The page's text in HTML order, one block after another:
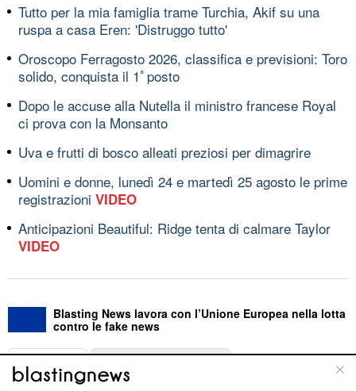
Tutto per la mia famiglia trame Turchia, Akif su una
ruspa a casa Eren: 'Distruggo tutto'
Oroscopo Ferragosto 2026, classifica e previsioni: Toro
solido, conquista il 1ﾟposto
Dopo le accuse alla Nutella il ministro francese Royal
ci prova con la Monsanto
Uva e frutti di bosco alleati preziosi per dimagrire
Uomini e donne, lunedì 24 e martedì 25 agosto le prime
registrazioni VIDEO
Anticipazioni Beautiful: Ridge tenta di calmare Taylor
VIDEO
Blasting News lavora con l’Unione Europea nella lotta
contro le fake news
ABOUT